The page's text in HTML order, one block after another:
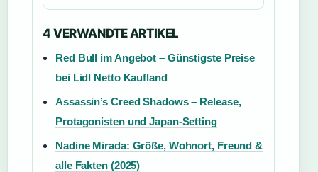
4 VERWANDTE ARTIKEL
Red Bull im Angebot – Günstigste Preise
bei Lidl Netto Kaufland
Assassin’s Creed Shadows – Release,
Protagonisten und Japan-Setting
Nadine Mirada: Größe, Wohnort, Freund &
alle Fakten (2025)